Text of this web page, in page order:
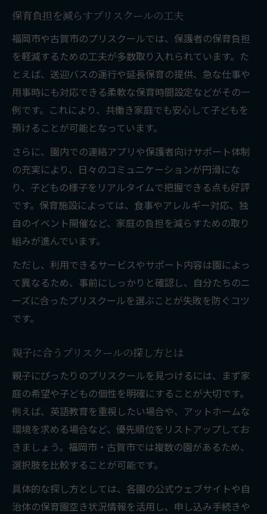
保育負担を減らすプリスクールの工夫
福岡市や古賀市のプリスクールでは、保護者の保育負担
を軽減するための工夫が多数取り入れられています。た
とえば、送迎バスの運行や延長保育の提供、急な仕事や
用事時にも対応できる柔軟な保育時間設定などがその一
例です。これにより、共働き家庭でも安心して子どもを
預けることが可能となっています。
さらに、園内での連絡アプリや保護者向けサポート体制
の充実により、日々のコミュニケーションが円滑にな
り、子どもの様子をリアルタイムで把握できる点も好評
です。保育施設によっては、食事やアレルギー対応、独
自のイベント開催など、家庭の負担を減らすための取り
組みが進んでいます。
ただし、利用できるサービスやサポート内容は園によっ
て異なるため、事前にしっかりと確認し、自分たちのニ
ーズに合ったプリスクールを選ぶことが失敗を防ぐコツ
です。
親子に合うプリスクールの探し方とは
親子にぴったりのプリスクールを見つけるには、まず家
庭の希望や子どもの個性を明確にすることが大切です。
例えば、英語教育を重視したい場合や、アットホームな
環境を求める場合など、優先順位をリストアップしてお
きましょう。福岡市・古賀市では複数の園があるため、
選択肢を比較することが可能です。
具体的な探し方としては、各園の公式ウェブサイトや自
治体の保育園空き状況情報を活用し、申し込み手続きや